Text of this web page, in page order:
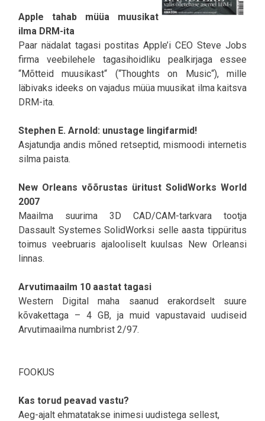
Apple tahab müüa muusikat
ilma DRM-ita
Paar nädalat tagasi postitas Apple’i CEO Steve Jobs
firma veebilehele tagasihoidliku pealkirjaga essee
“Mõtteid muusikast“ (“Thoughts on Music“), mille
läbivaks ideeks on vajadus müüa muusikat ilma kaitsva
DRM-ita.
Stephen E. Arnold: unustage lingifarmid!
Asjatundja andis mõned retseptid, mismoodi internetis
silma paista.
New Orleans võõrustas üritust SolidWorks World
2007
Maailma suurima 3D CAD/CAM-tarkvara tootja
Dassault Systemes SolidWorksi selle aasta tippüritus
toimus veebruaris ajalooliselt kuulsas New Orleansi
linnas.
Arvutimaailm 10 aastat tagasi
Western Digital maha saanud erakordselt suure
kõvakettaga – 4 GB, ja muid vapustavaid uudiseid
Arvutimaailma numbrist 2/97.
FOOKUS
Kas torud peavad vastu?
Aeg-ajalt ehmatatakse inimesi uudistega sellest,